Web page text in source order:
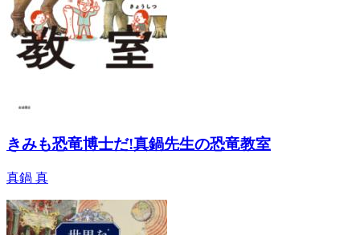
きみも恐竜博士だ!真鍋先生の恐竜教室
真鍋 真